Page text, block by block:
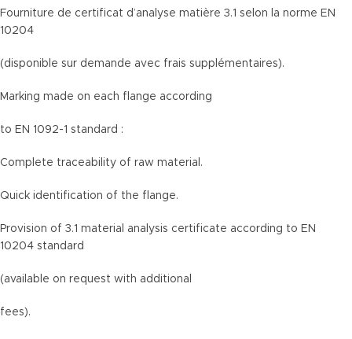
Fourniture de certificat d’analyse matière 3.1 selon la norme EN
10204
(disponible sur demande avec frais supplémentaires).
Marking made on each flange according
to EN 1092-1 standard :
Complete traceability of raw material.
Quick identification of the flange.
Provision of 3.1 material analysis certificate according to EN
10204 standard
(available on request with additional
fees).